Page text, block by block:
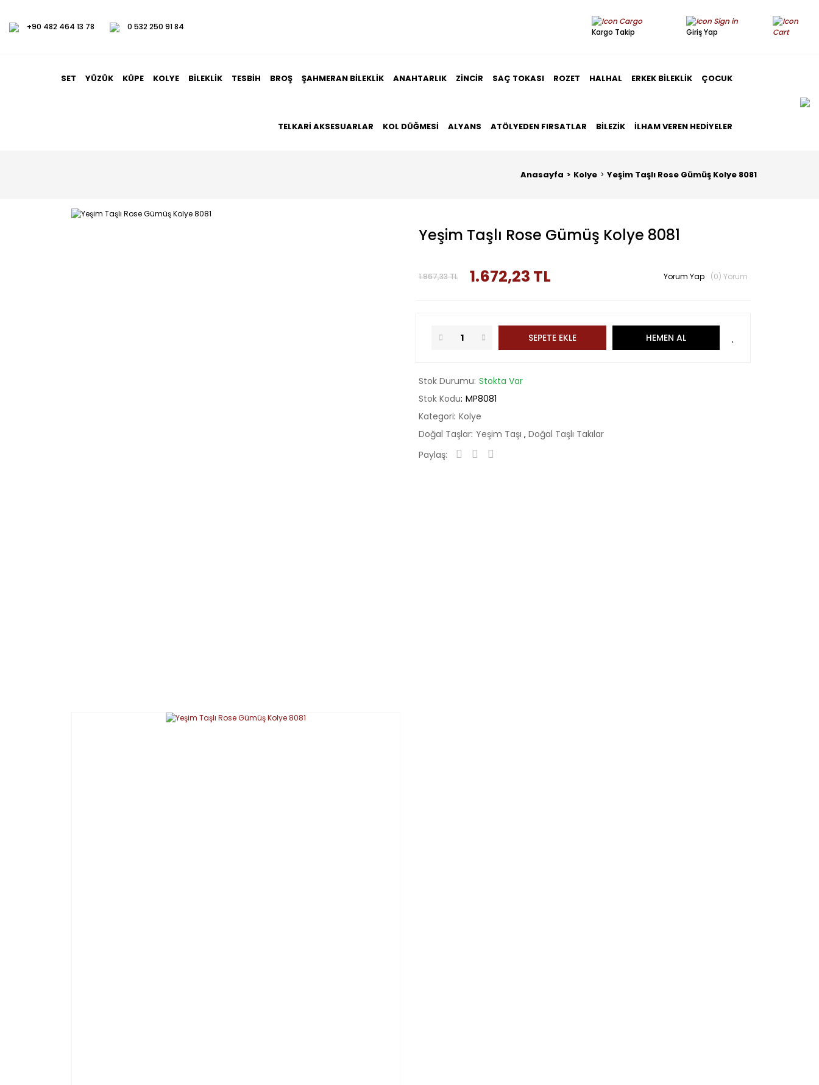
+90 482 464 13 78 0 532 250 91 84
Kargo Takip Giriş Yap
SET YÜZÜK KÜPE KOLYE BILEKLIK TESBIH BROŞ ŞAHMERAN BILEKLIK ANAHTARLIK ZINCIR SAÇ TOKASI ROZET HALHAL ERKEK BILEKLIK ÇOCUK
TELKARI AKSESUARLAR KOL DÜĞMESI ALYANS ATÖLYEDEN FIRSATLAR BILEZIK İLHAM VEREN HEDIYELER
Anasayfa Kolye Yeşim Taşlı Rose Gümüş Kolye 8081
Yeşim Taşlı Rose Gümüş Kolye 8081
1.967,33 TL 1.672,23 TL Yorum Yap (0) Yorum
SEPETE EKLE HEMEN AL
Stok Durumu Stokta Var
Stok Kodu MP8081
Kategori Kolye
Doğal Taşlar Yeşim Taşı , Doğal Taşlı Takılar
Paylaş: